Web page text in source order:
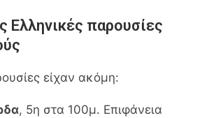
Ελληνικές παρουσίες
είχαν ακόμη:
, 5η στα 100μ. Επιφάνεια